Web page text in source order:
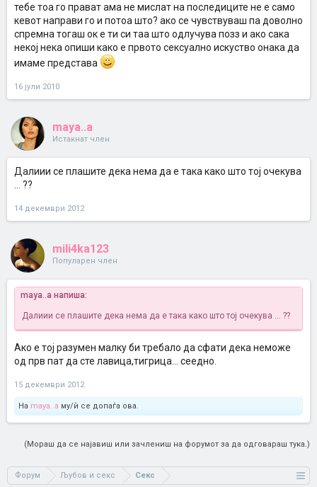
тебе тоа го прават ама не мислат на последиците не е само
кевот направи го и потоа што? ако се чувствуваш па доволно
спремна тогаш ок е ти си таа што одлучува позз и ако сака
некој нека опиши како е првото сексуално искуство онака да
имаме представа
16 јули 2010
maya..a
Истакнат член
Далиии се плашите дека нема да е така како што тој очекува
... ??
14 декември 2012
mili4ka123
Популарен член
maya..a напиша:
Далиии се плашите дека нема да е така како што тој очекува ... ??
Ако е тој разумен малку би требало да сфати дека неможе
од прв пат да сте лавица,тигрица... сеедно.
15 декември 2012
На maya..a му/ѝ се допаѓа ова.
(Мораш да се најавиш или зачлениш на форумот за да одговараш тука.)
Форум Љубов и секс Секс